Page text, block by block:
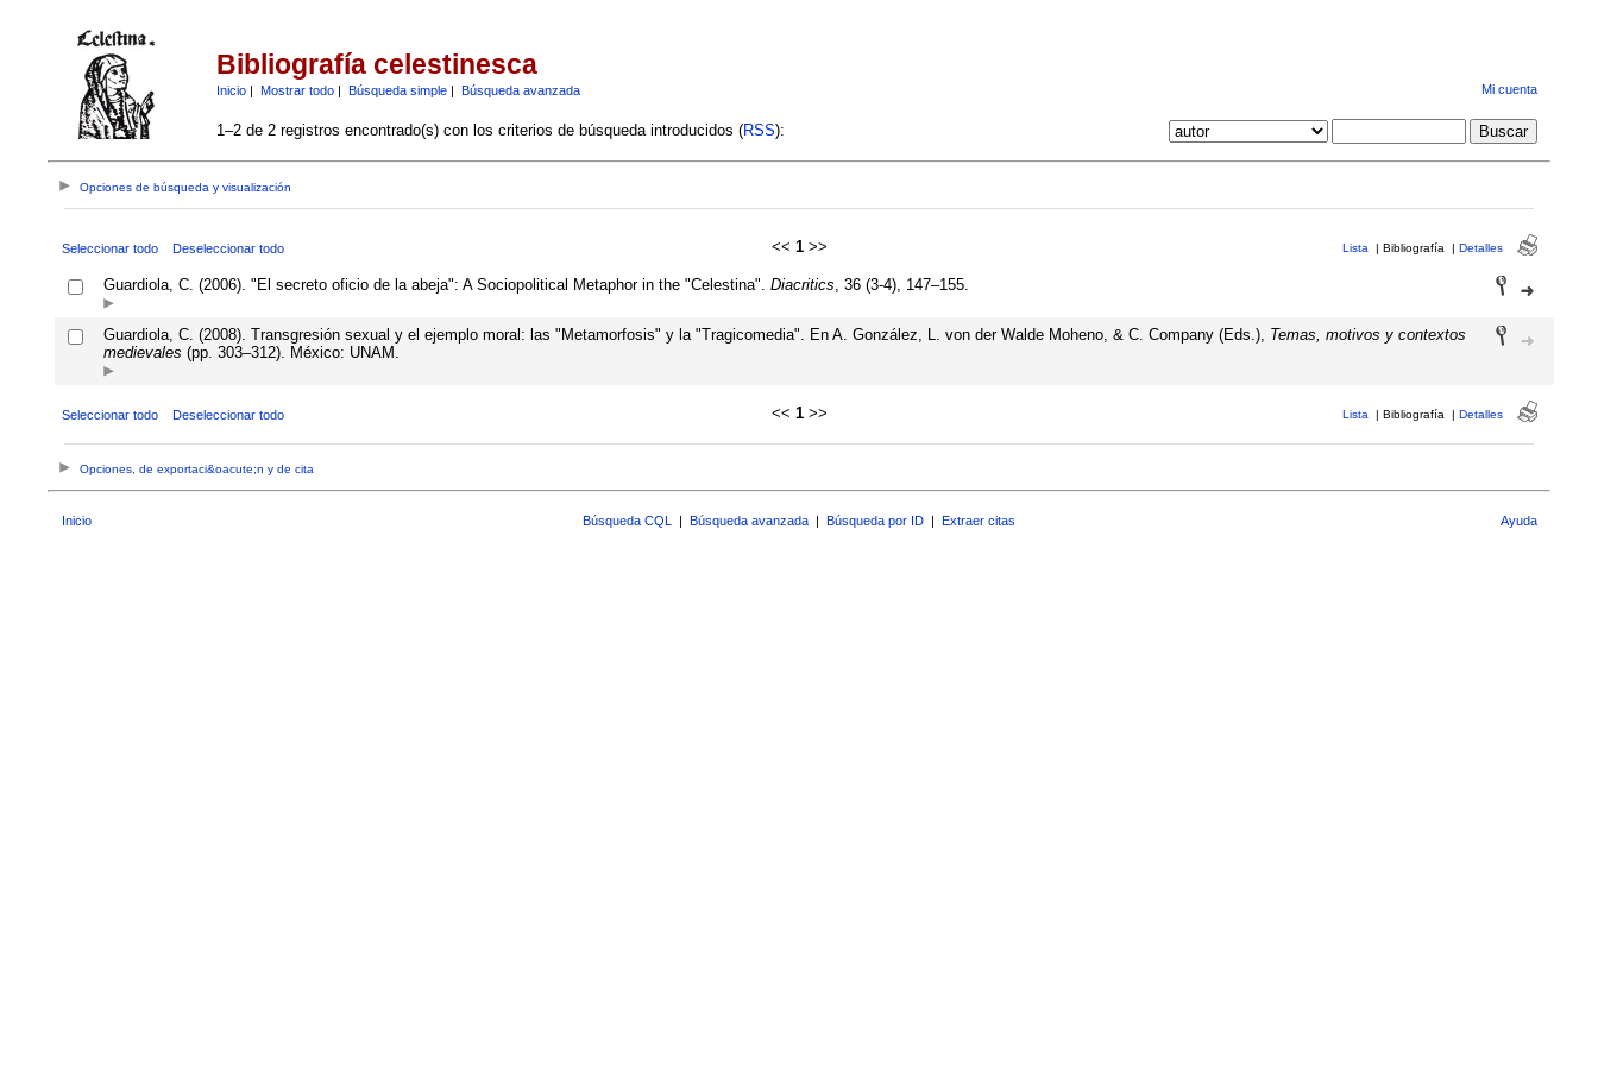
Bibliografía celestinesca
Inicio| Mostrar todo| Búsqueda simple| Búsqueda avanzada Mi cuenta
1–2 de 2 registros encontrado(s) con los criterios de búsqueda introducidos (RSS):
Opciones de búsqueda y visualización
Seleccionar todo Deseleccionar todo << 1>> Lista | Bibliografía | Detalles
Guardiola, C. (2006). "El secreto oficio de la abeja": A Sociopolitical Metaphor in the "Celestina". Diacritics , 36 (3-4), 147–155.
Guardiola, C. (2008). Transgresión sexual y el ejemplo moral: las "Metamorfosis" y la "Tragicomedia". En A. González, L. von der Walde Moheno, & C. Company (Eds.), Temas, motivos y contextos
medievales (pp. 303–312). México: UNAM.
Seleccionar todo Deseleccionar todo << 1>> Lista | Bibliografía | Detalles
Opciones, de exportaci&oacute;n y de cita
Inicio Búsqueda CQL | Búsqueda avanzada | Búsqueda por ID | Extraer citas Ayuda